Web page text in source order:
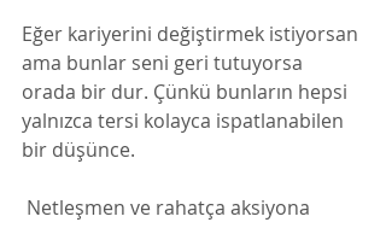
Eğer kariyerini değiştirmek istiyorsan
ama bunlar seni geri tutuyorsa
orada bir dur. Çünkü bunların hepsi
yalnızca tersi kolayca ispatlanabilen
bir düşünce.